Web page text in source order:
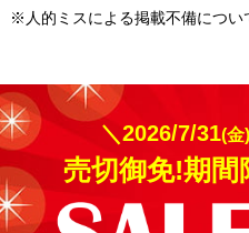
※人的ミスによる掲載不備につい
＼2026/7/31(金)
売切御免!期間